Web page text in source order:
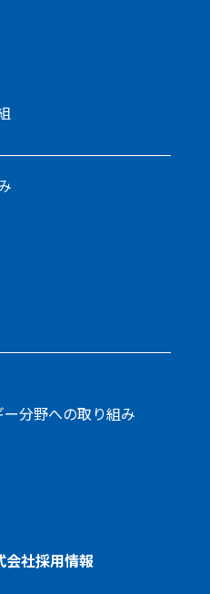
分野への取り組み
会社採用情報